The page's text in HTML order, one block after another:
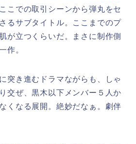
こでの取引シーンから弾丸をセ
るサブタイトル。ここまでのプ
が立つくらいだ。まさに制作側
作。
突き進むドラマながらも、しゃ
交ぜ、黒木以下メンバー５人か
くなる展開。絶妙だなぁ。劇伴